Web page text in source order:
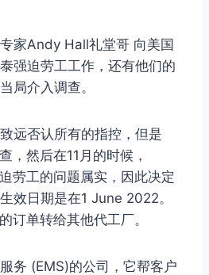
家Andy Hall礼堂哥 向美国
强迫劳工工作，还有他们的
局介入调查。
远否认所有的指控，但是
，然后在11月的时候，
劳工的问题属实，因此决定
效日期是在1 June 2022。
订单转给其他代工厂。
务 (EMS)的公司，它帮客户